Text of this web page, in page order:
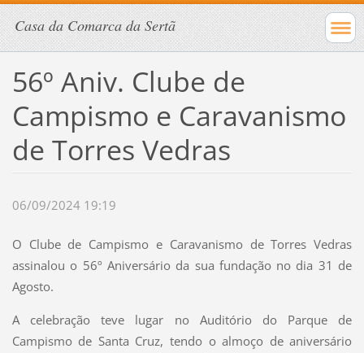
Casa da Comarca da Sertã
56º Aniv. Clube de
Campismo e Caravanismo
de Torres Vedras
06/09/2024 19:19
O Clube de Campismo e Caravanismo de Torres Vedras
assinalou o 56º Aniversário da sua fundação no dia 31 de
Agosto.
A celebração teve lugar no Auditório do Parque de
Campismo de Santa Cruz, tendo o almoço de aniversário